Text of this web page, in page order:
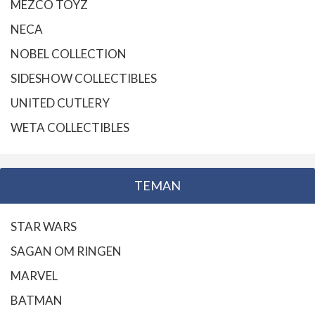
MEZCO TOYZ
NECA
NOBEL COLLECTION
SIDESHOW COLLECTIBLES
UNITED CUTLERY
WETA COLLECTIBLES
TEMAN
STAR WARS
SAGAN OM RINGEN
MARVEL
BATMAN